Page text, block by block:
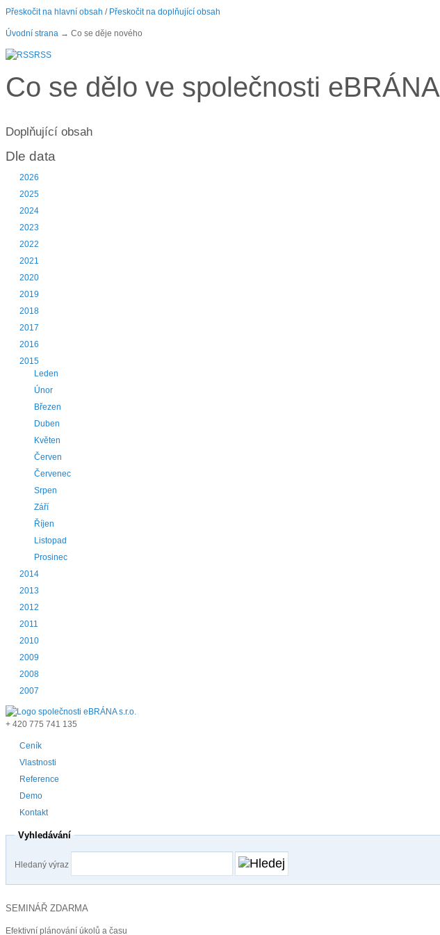
Přeskočit na hlavní obsah / Přeskočit na doplňující obsah
Úvodní strana → Co se děje nového
RSS
Co se dělo ve společnosti eBRÁNA
Doplňující obsah
Dle data
2026
2025
2024
2023
2022
2021
2020
2019
2018
2017
2016
2015
Leden
Únor
Březen
Duben
Květen
Červen
Červenec
Srpen
Září
Říjen
Listopad
Prosinec
2014
2013
2012
2011
2010
2009
2008
2007
+ 420 775 741 135
Ceník
Vlastnosti
Reference
Demo
Kontakt
Vyhledávání
Hledaný výraz
SEMINÁŘ ZDARMA
Efektivní plánování úkolů a času